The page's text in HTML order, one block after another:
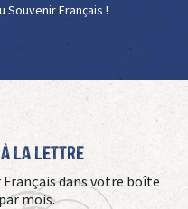
Français !
La Lettre
Français dans votre boîte
mois.